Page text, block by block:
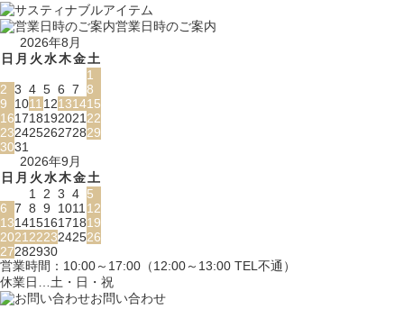
営業日時のご案内
2026年8月
日 月 火水木金土
1
2 3 4 5 6 7 8
9
1011 12131415
161718192021 22
23242526272829
3031
2026年9月
日 月 火水木金土
1
2 3 4 5
6 7 8 9 1011 12
13141516171819
2021 2223242526
27282930
営業時間：10:00～17:00（12:00～13:00 TEL不通）
休業日…土・日・祝
お問い合わせ